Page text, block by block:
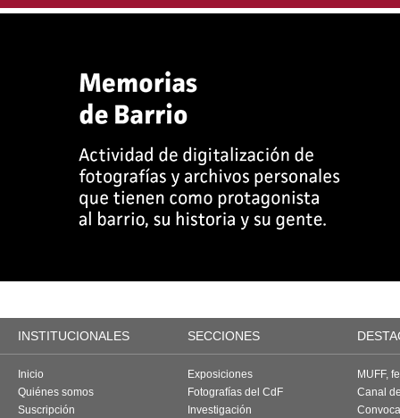
INSTITUCIONALES SECCIONES
Inicio
Quiénes somos
Suscripción
Exposiciones
Fotografías del CdF
Investigación
MUFF,
Canal